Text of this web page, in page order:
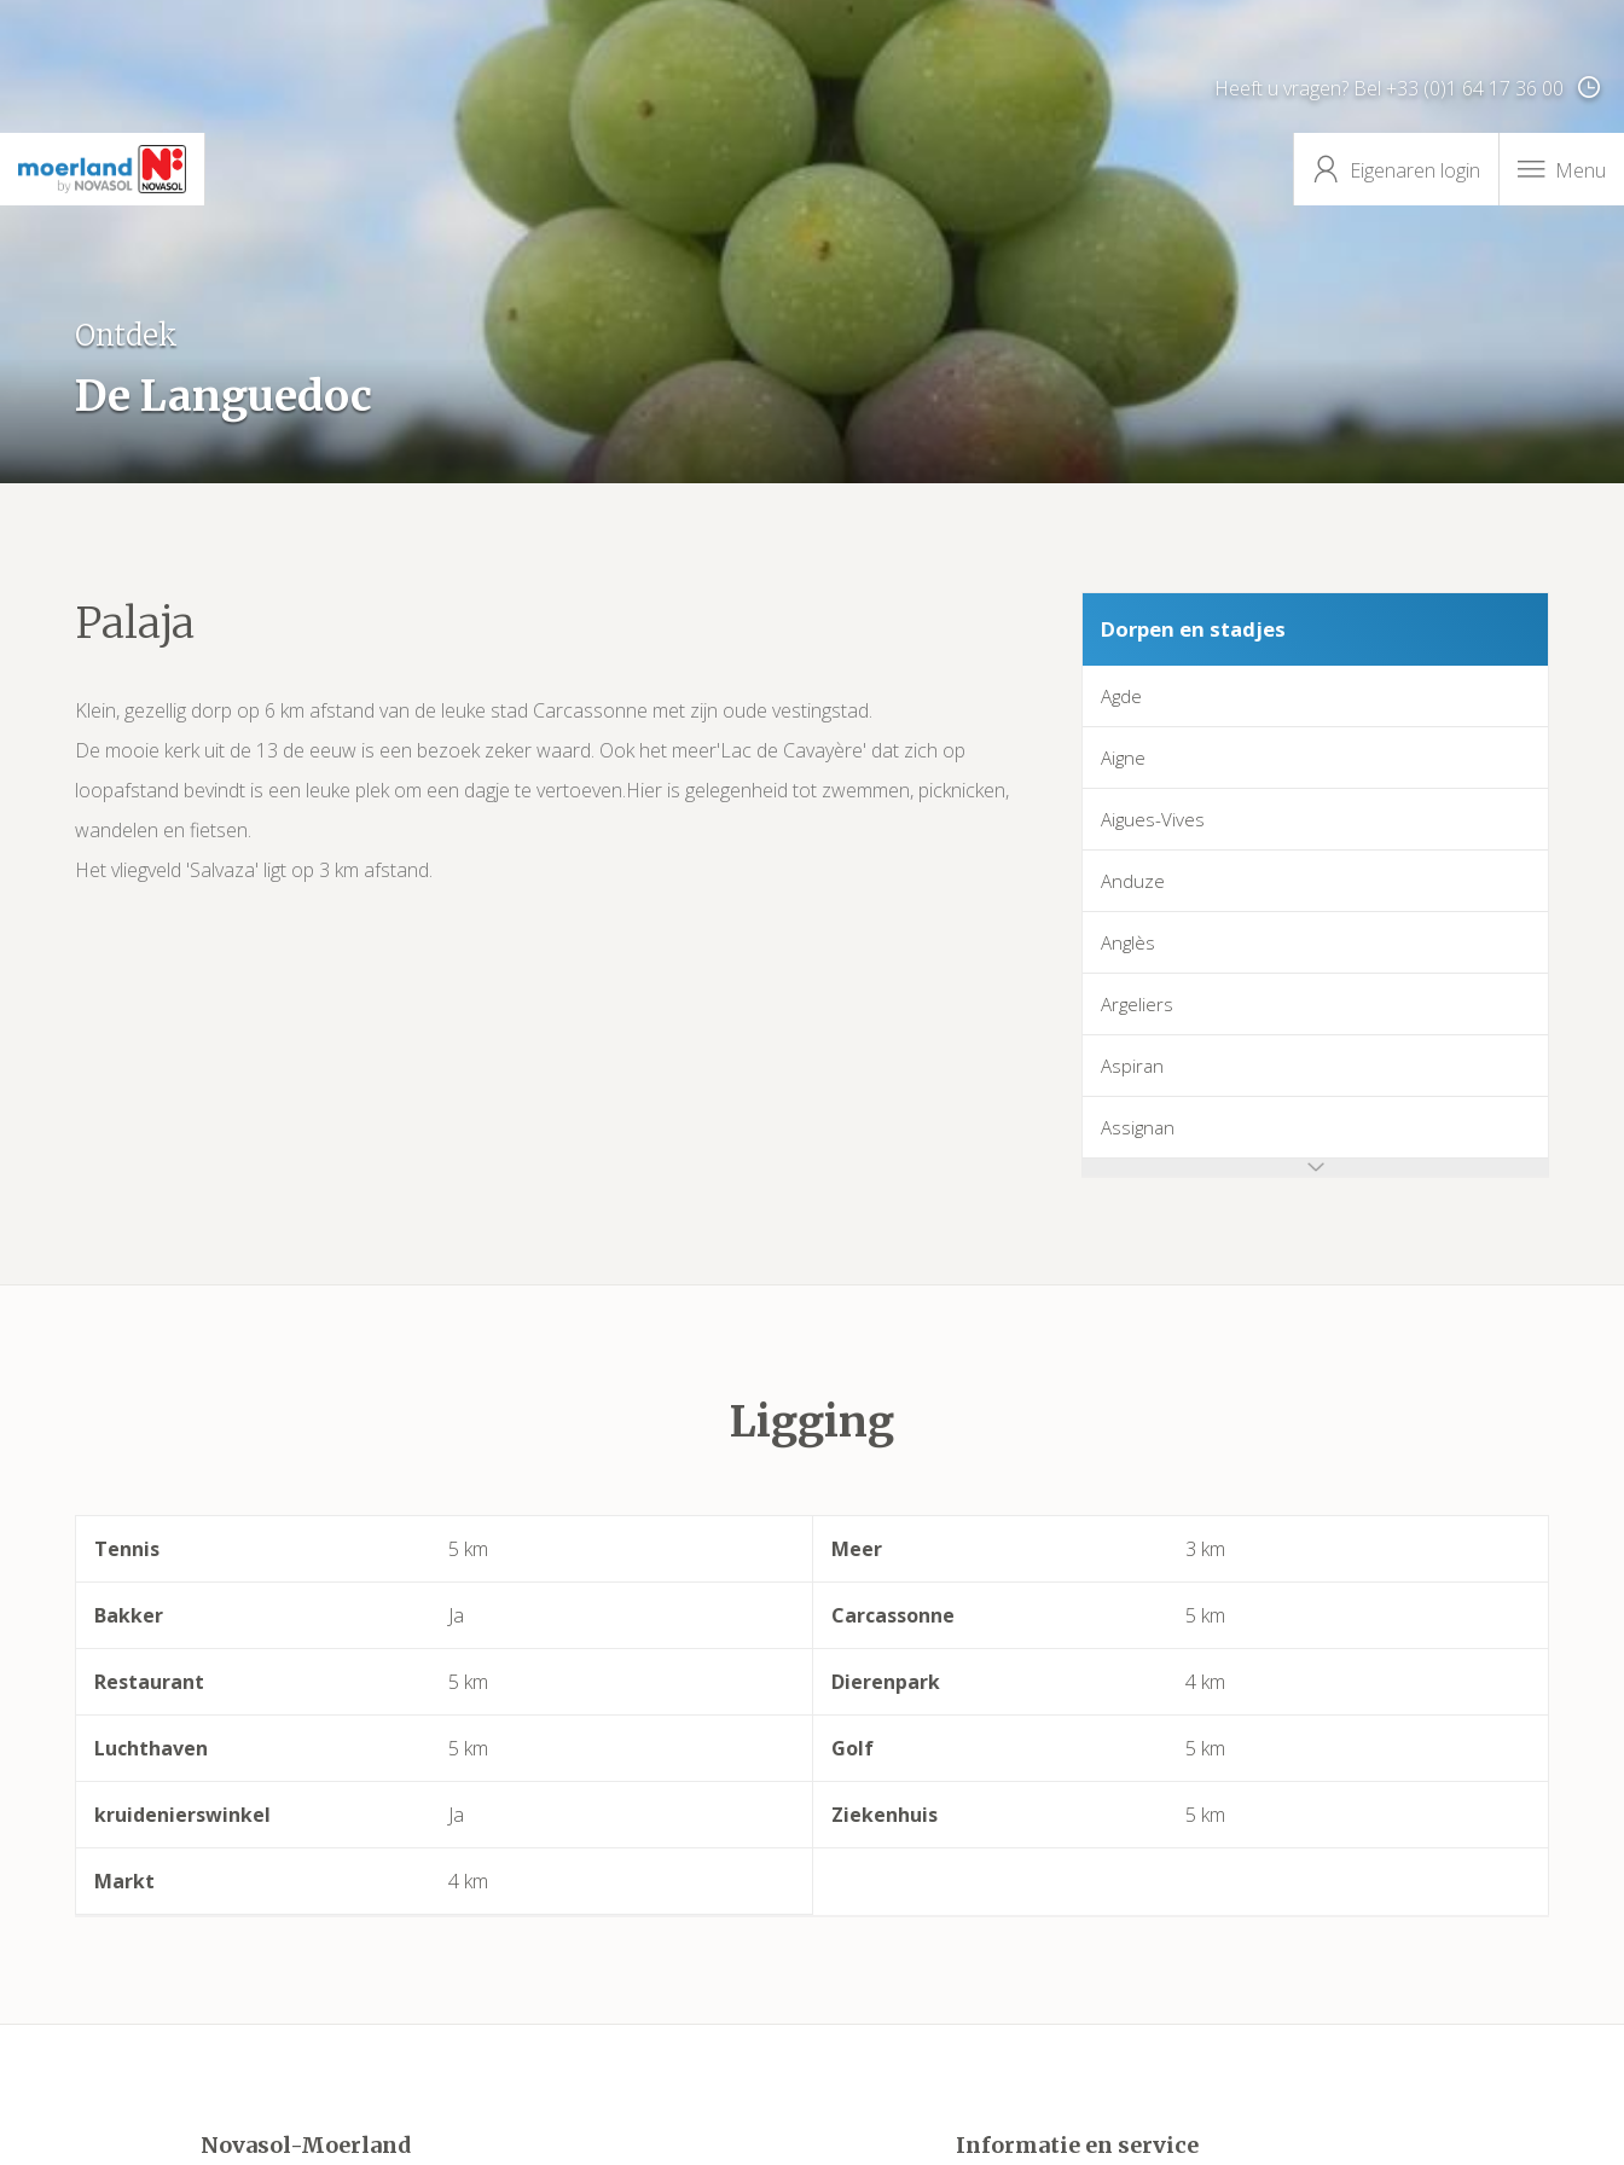
Heeft u vragen? Bel +33 (0)1 64 17 36 00
Eigenaren login Menu
Ontdek
De Languedoc
Palaja
Klein, gezellig dorp op 6 km afstand van de leuke stad Carcassonne met zijn oude vestingstad.
De mooie kerk uit de 13 de eeuw is een bezoek zeker waard. Ook het meer'Lac de Cavayère' dat zich op
loopafstand bevindt is een leuke plek om een dagje te vertoeven.Hier is gelegenheid tot zwemmen, picknicken,
wandelen en fietsen.
Het vliegveld 'Salvaza' ligt op 3 km afstand.
Dorpen en stadjes
Agde
Aigne
Aigues-Vives
Anduze
Anglès
Argeliers
Aspiran
Assignan
Bize-Minervois
Ligging
Tennis 5 km Meer 3 km
Bakker Ja Carcassonne 5 km
Restaurant 5 km Dierenpark 4 km
Luchthaven 5 km Golf 5 km
kruidenierswinkel Ja Ziekenhuis 5 km
Markt 4 km
Novasol-Moerland Informatie en service